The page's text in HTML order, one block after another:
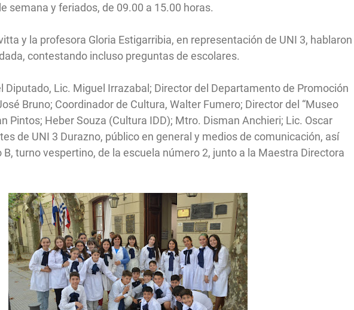
semana y feriados, de 09.00 a 15.00 horas.
y la profesora Gloria Estigarribia, en representación de UNI 3, hablaron
contestando incluso preguntas de escolares.
Diputado, Lic. Miguel Irrazabal; Director del Departamento de Promoción
Bruno; Coordinador de Cultura, Walter Fumero; Director del “Museo
Pintos; Heber Souza (Cultura IDD); Mtro. Disman Anchieri; Lic. Oscar
de UNI 3 Durazno, público en general y medios de comunicación, así
turno vespertino, de la escuela número 2, junto a la Maestra Directora